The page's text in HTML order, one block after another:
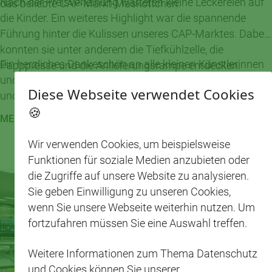
das beliebte CAP-Markt-Maskottchen.
die Kinder. Ein weiteres Highlight war die spannende
Führung hinter die Kulissen unseres CAP-Marktes. Dabei
konnten sie unter anderem die Tiefkühlzelle, die
Papppresse und die Anlieferungsrampe entdecken.
Ein herzliches Dankeschön an alle kleinen Künstlerinnen
und Künstler, an das Team der DRK Kita Zwergenland
und an unser CAP-Markt-Team für diesen gelungenen
Kindertag. 💛
MEHR LESEN
Diese Webseite verwendet Cookies
🍪
Wir verwenden Cookies, um beispielsweise
Funktionen für soziale Medien anzubieten oder
die Zugriffe auf unsere Website zu analysieren.
Sie geben Einwilligung zu unseren Cookies,
wenn Sie unsere Webseite weiterhin nutzen. Um
fortzufahren müssen Sie eine Auswahl treffen.
Weitere Informationen zum Thema Datenschutz
und Cookies können Sie unserer